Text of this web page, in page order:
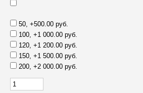
50, +500.00 руб.
100, +1 000.00 руб.
120, +1 200.00 руб.
150, +1 500.00 руб.
200, +2 000.00 руб.